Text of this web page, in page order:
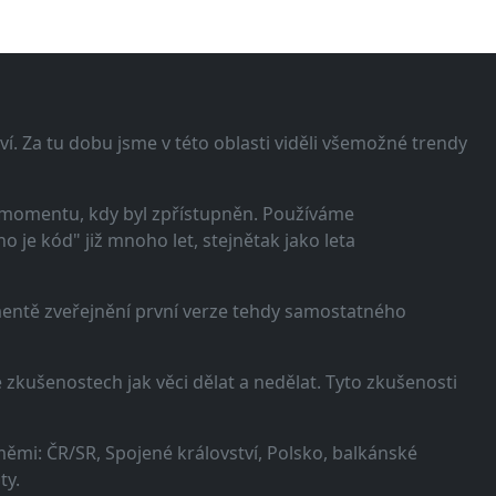
Za tu dobu jsme v této oblasti viděli všemožné trendy
kdy byl zpřístupněn. Používáme
je kód" již mnoho let, stejnětak jako leta
zveřejnění první verze tehdy samostatného
jak věci dělat a nedělat. Tyto zkušenosti
ČR/SR, Spojené království, Polsko, balkánské